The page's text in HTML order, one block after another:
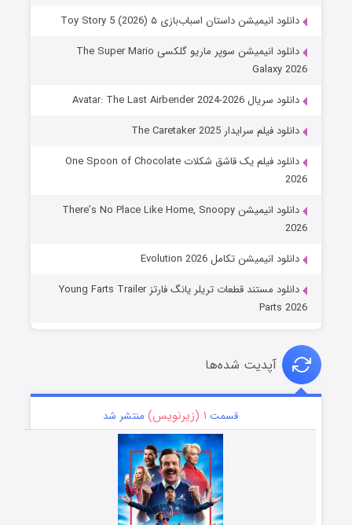
دانلود انیمیشن داستان اسباب‌بازی ۵ Toy Story 5 (2026)
دانلود انیمیشن سوپر ماریو گلکسی The Super Mario
Galaxy 2026
دانلود سریال Avatar: The Last Airbender 2024-2026
دانلود فیلم سرایدار The Caretaker 2025
دانلود فیلم یک قاشق شکلات One Spoon of Chocolate
2026
دانلود انیمیشن There’s No Place Like Home, Snoopy
2026
دانلود انیمیشن تکامل Evolution 2026
دانلود مستند قطعات تریلر یانگ فارتز Young Farts Trailer
Parts 2026
آپدیت شده‌ها
قسمت ۱ (زیرنویس) منتشر شد